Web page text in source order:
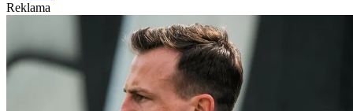
Reklama